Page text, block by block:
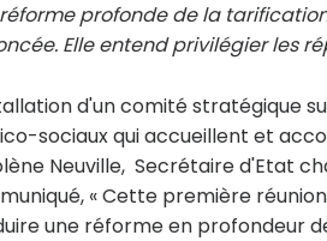
profonde de la
Elle entend privilégier les
d'un comité stratégique
sociaux qui accueillent et
Neuville, Secrétaire d'Etat
« Cette première
une réforme en profondeur